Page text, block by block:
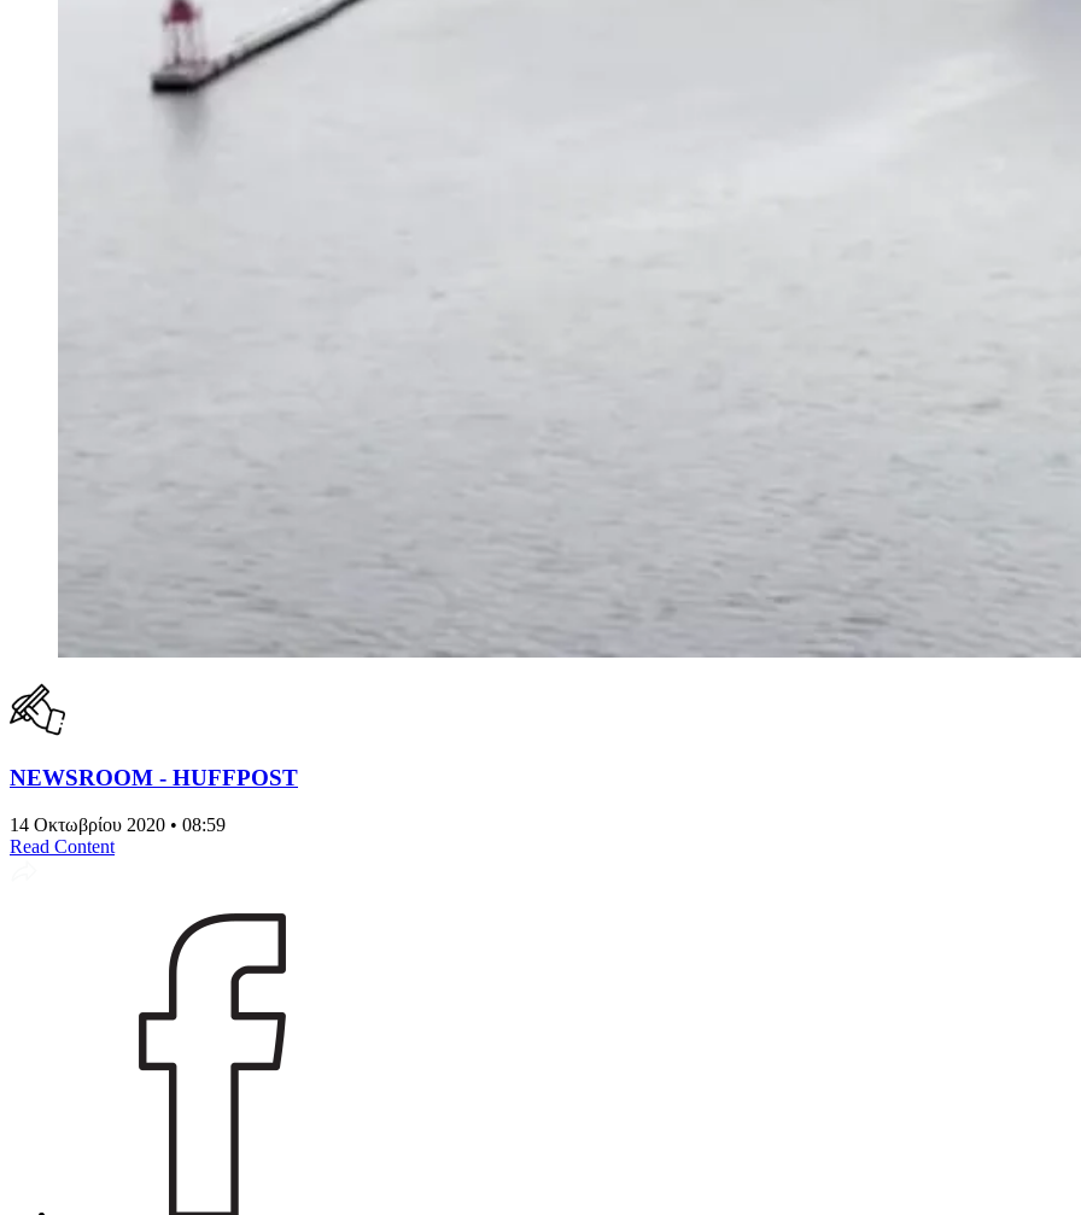
NEWSROOM - HUFFPOST
14 Οκτωβρίου 2020 • 08:59
Read Content